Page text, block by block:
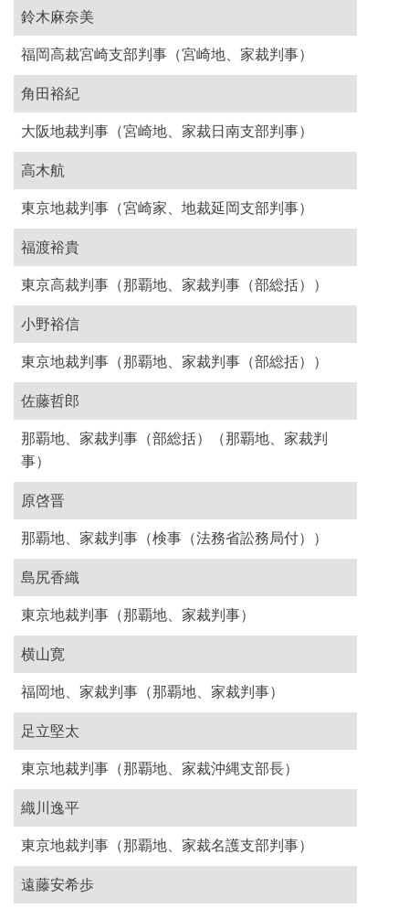
鈴木麻奈美
福岡高裁宮崎支部判事（宮崎地、家裁判事）
角田裕紀
大阪地裁判事（宮崎地、家裁日南支部判事）
高木航
東京地裁判事（宮崎家、地裁延岡支部判事）
福渡裕貴
東京高裁判事（那覇地、家裁判事（部総括））
小野裕信
東京地裁判事（那覇地、家裁判事（部総括））
佐藤哲郎
那覇地、家裁判事（部総括）（那覇地、家裁判
事）
原啓晋
那覇地、家裁判事（検事（法務省訟務局付））
島尻香織
東京地裁判事（那覇地、家裁判事）
横山寛
福岡地、家裁判事（那覇地、家裁判事）
足立堅太
東京地裁判事（那覇地、家裁沖縄支部長）
織川逸平
東京地裁判事（那覇地、家裁名護支部判事）
遠藤安希歩